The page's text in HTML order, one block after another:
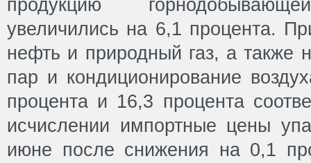
продукцию
увеличились на 6,1 процента.
нефть и природный газ, а также
пар и кондиционирование
процента и 16,3 процента
исчислении импортные цены
июне после снижения на 0,1